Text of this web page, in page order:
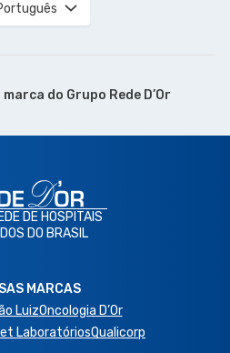
marca do Grupo Rede D’Or
DE HOSPITAIS
DO BRASIL
MARCAS
LuizOncologia D’Or
LaboratóriosQualicorp